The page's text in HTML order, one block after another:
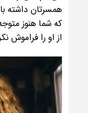
همسرتان داشته
که شما هنوز
از او را فراموش